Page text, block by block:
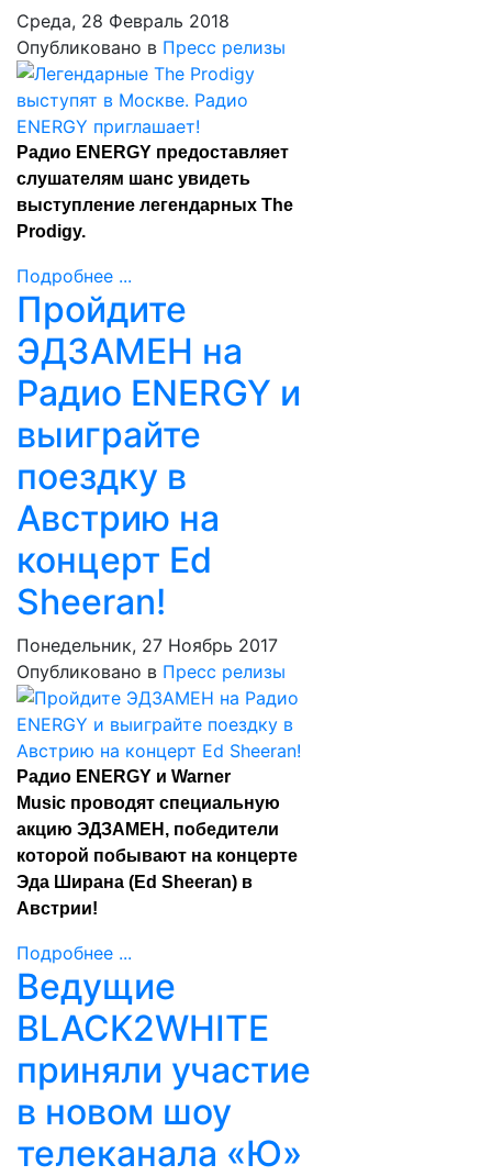
Среда, 28 Февраль 2018
Опубликовано в Пресс релизы
Радио ENERGY предоставляет
слушателям шанс увидеть
выступление легендарных The
Prodigy.
Подробнее ...
Пройдите
ЭДЗАМЕН на
Радио ENERGY и
выиграйте
поездку в
Австрию на
концерт Ed
Sheeran!
Понедельник, 27 Ноябрь 2017
Опубликовано в Пресс релизы
Радио ENERGY и Warner
Music проводят специальную
акцию ЭДЗАМЕН, победители
которой побывают на концерте
Эда Ширана (Ed Sheeran) в
Австрии!
Подробнее ...
Ведущие
BLACK2WHITE
приняли участие
в новом шоу
телеканала «Ю»